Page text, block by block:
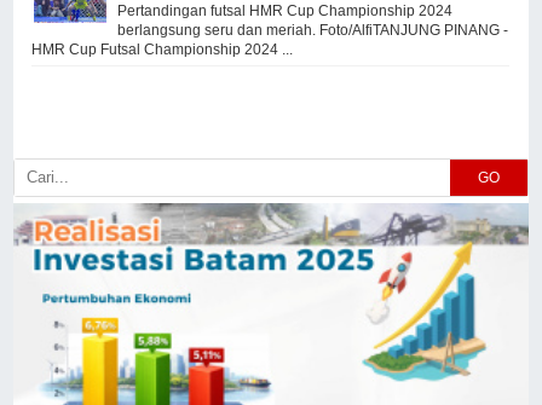
Pertandingan futsal HMR Cup Championship 2024
berlangsung seru dan meriah. Foto/AlfiTANJUNG PINANG -
HMR Cup Futsal Championship 2024 ...
GO